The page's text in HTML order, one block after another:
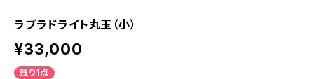
ラブラドライト丸玉（小）
¥33,000
残り1点